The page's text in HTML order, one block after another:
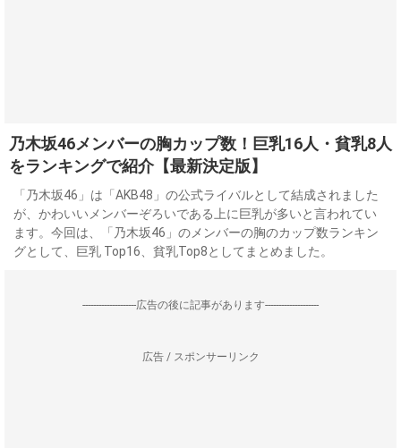
乃木坂46メンバーの胸カップ数！巨乳16人・貧乳8人
をランキングで紹介【最新決定版】
「乃木坂46」は「AKB48」の公式ライバルとして結成されました
が、かわいいメンバーぞろいである上に巨乳が多いと言われてい
ます。今回は、「乃木坂46」のメンバーの胸のカップ数ランキン
グとして、巨乳 Top16、貧乳Top8としてまとめました。
--------------------広告の後に記事があります--------------------
広告 / スポンサーリンク